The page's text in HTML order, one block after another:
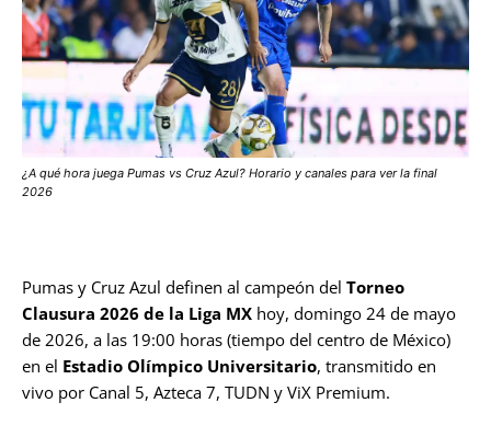
¿A qué hora juega Pumas vs Cruz Azul? Horario y canales para ver la final
2026
Pumas y Cruz Azul definen al campeón del Torneo
Clausura 2026 de la Liga MX hoy, domingo 24 de mayo
de 2026, a las 19:00 horas (tiempo del centro de México)
en el Estadio Olímpico Universitario, transmitido en
vivo por Canal 5, Azteca 7, TUDN y ViX Premium.